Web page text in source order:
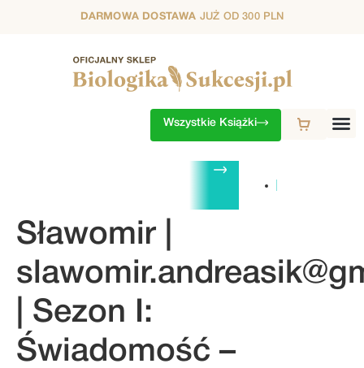
DARMOWA DOSTAWA JUŻ OD 300 PLN
Wszystkie Książki
4. SEZON
Sławomir |
| Sezon I:
Świadomość –